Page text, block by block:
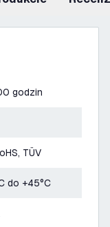
godzin
TÜV
do +45°C